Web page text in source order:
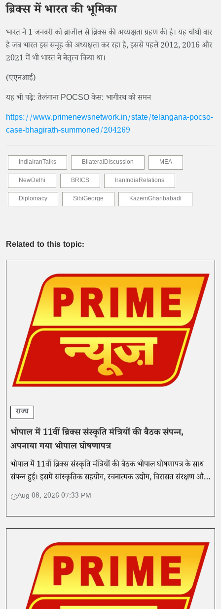
ब्रिक्स में भारत की भूमिका
भारत ने 1 जनवरी को ब्राजील से ब्रिक्स की अध्यक्षता ग्रहण की है। यह चौथी बार
है जब भारत इस समूह की अध्यक्षता कर रहा है, इससे पहले 2012, 2016 और
2021 में भी भारत ने नेतृत्व किया था।
(एएनआई)
यह भी पढ़े: तेलंगाना POCSO केस: भागीरथ को समन
https://www.primenewsnetwork.in/state/telangana-pocso-
case-bhagirath-summoned/204269
IndiaIranTalks BilateralDiscussion
MEA
NewDelhi
BRICS
IranIndiaRelations
Diplomacy
SibiGeorge KazemGharibabadi
Related to this topic:
राज्य
भोपाल में 11वीं ब्रिक्स संस्कृति मंत्रियों की बैठक संपन्न,
अपनाया गया भोपाल घोषणापत्र
भोपाल में 11वीं ब्रिक्स संस्कृति मंत्रियों की बैठक भोपाल घोषणापत्र के साथ
संपन्न हुई। इसमें सांस्कृतिक सहयोग, रचनात्मक उद्योग, विरासत संरक्षण और
कलाकारों के लिए अवसरों पर जोर दिया गया।
Aug 08, 2026 07:33 PM